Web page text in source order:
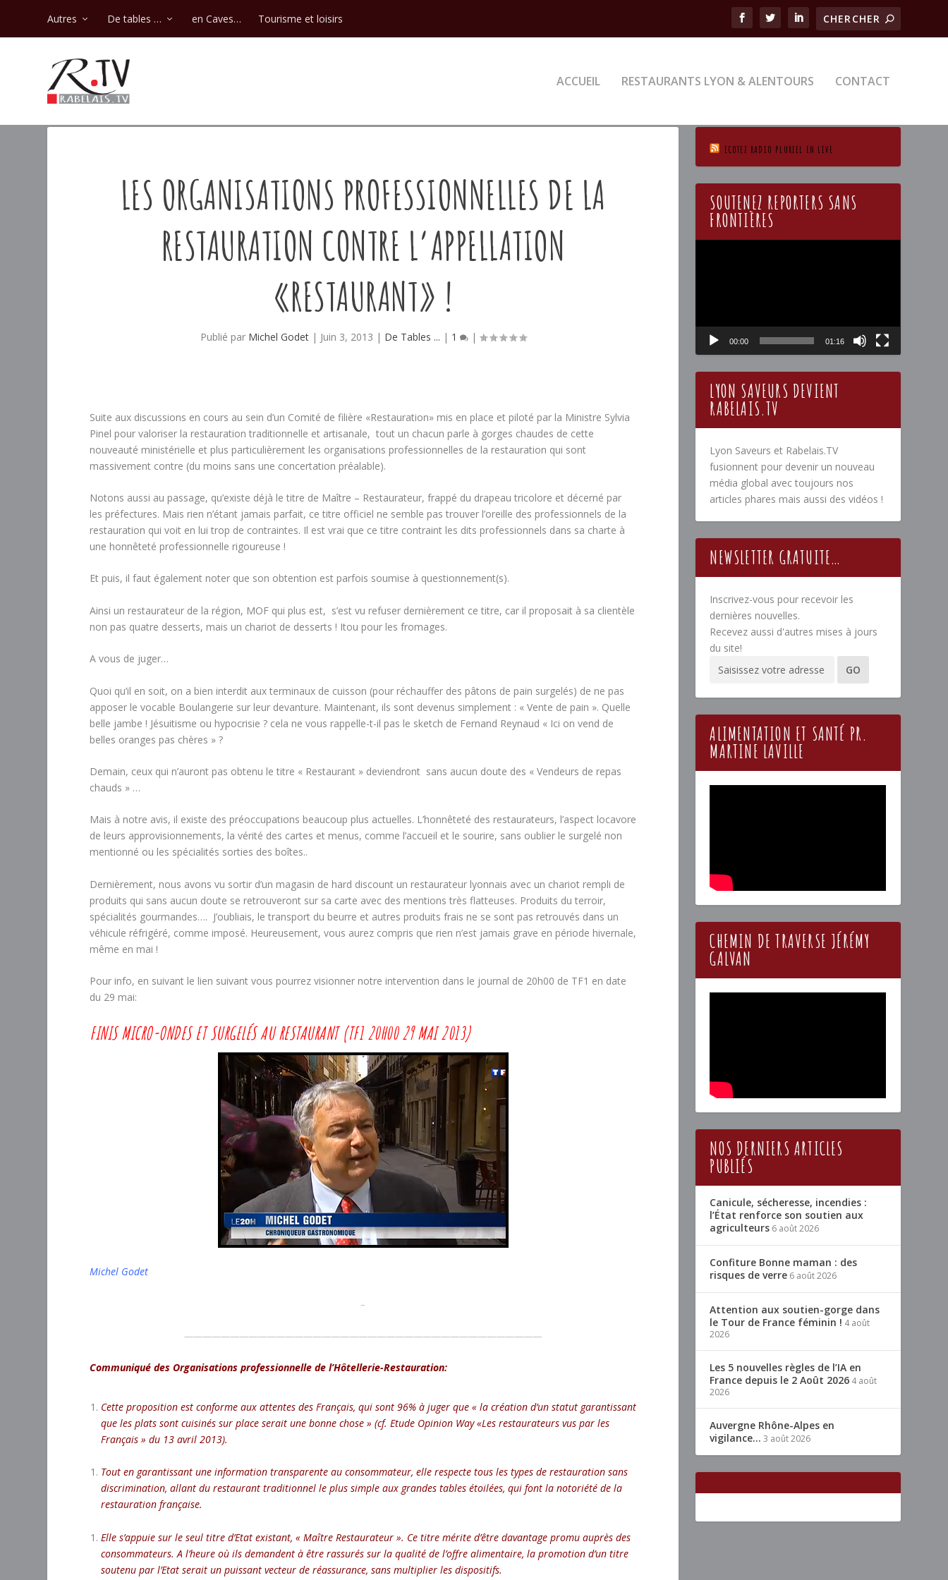
Autres De tables … en Caves… Tourisme et loisirs
ACCUEIL RESTAURANTS LYON & ALENTOURS CONTACT
LES ORGANISATIONS PROFESSIONNELLES DE LA
RESTAURATION CONTRE L’APPELLATION
«RESTAURANT» !
Publié par Michel Godet| Juin 3, 2013 | De Tables ... | 1 |
Suite aux discussions en cours au sein d’un Comité de filière «Restauration» mis en place et piloté par la Ministre Sylvia
Pinel pour valoriser la restauration traditionnelle et artisanale, tout un chacun parle à gorges chaudes de cette
nouveauté ministérielle et plus particulièrement les organisations professionnelles de la restauration qui sont
massivement contre (du moins sans une concertation préalable).
Notons aussi au passage, qu’existe déjà le titre de Maître – Restaurateur, frappé du drapeau tricolore et décerné par
les préfectures. Mais rien n’étant jamais parfait, ce titre officiel ne semble pas trouver l’oreille des professionnels de la
restauration qui voit en lui trop de contraintes. Il est vrai que ce titre contraint les dits professionnels dans sa charte à
une honnêteté professionnelle rigoureuse !
Et puis, il faut également noter que son obtention est parfois soumise à questionnement(s).
Ainsi un restaurateur de la région, MOF qui plus est, s’est vu refuser dernièrement ce titre, car il proposait à sa clientèle
non pas quatre desserts, mais un chariot de desserts ! Itou pour les fromages.
A vous de juger…
Quoi qu’il en soit, on a bien interdit aux terminaux de cuisson (pour réchauffer des pâtons de pain surgelés) de ne pas
apposer le vocable Boulangerie sur leur devanture. Maintenant, ils sont devenus simplement : « Vente de pain ». Quelle
belle jambe ! Jésuitisme ou hypocrisie ? cela ne vous rappelle-t-il pas le sketch de Fernand Reynaud « Ici on vend de
belles oranges pas chères » ?
Demain, ceux qui n’auront pas obtenu le titre « Restaurant » deviendront sans aucun doute des « Vendeurs de repas
chauds » …
Mais à notre avis, il existe des préoccupations beaucoup plus actuelles. L’honnêteté des restaurateurs, l’aspect locavore
de leurs approvisionnements, la vérité des cartes et menus, comme l’accueil et le sourire, sans oublier le surgelé non
mentionné ou les spécialités sorties des boîtes..
Dernièrement, nous avons vu sortir d’un magasin de hard discount un restaurateur lyonnais avec un chariot rempli de
produits qui sans aucun doute se retrouveront sur sa carte avec des mentions très flatteuses. Produits du terroir,
spécialités gourmandes…. J’oubliais, le transport du beurre et autres produits frais ne se sont pas retrouvés dans un
véhicule réfrigéré, comme imposé. Heureusement, vous aurez compris que rien n’est jamais grave en période hivernale,
même en mai !
Pour info, en suivant le lien suivant vous pourrez visionner notre intervention dans le journal de 20h00 de TF1 en date
du 29 mai:
FINIS MICRO-ONDES ET SURGELÉS AU RESTAURANT (TF1 20H00 29 MAI 2013)
Michel Godet
–
———————————————————————————————————————
Communiqué des Organisations professionnelle de l’Hôtellerie-Restauration:
Cette proposition est conforme aux attentes des Français, qui sont 96% à juger que « la création d’un statut garantissant
que les plats sont cuisinés sur place serait une bonne chose » (cf. Etude Opinion Way «Les restaurateurs vus par les
Français » du 13 avril 2013).
Tout en garantissant une information transparente au consommateur, elle respecte tous les types de restauration sans
discrimination, allant du restaurant traditionnel le plus simple aux grandes tables étoilées, qui font la notoriété de la
restauration française.
Elle s’appuie sur le seul titre d’Etat existant, « Maître Restaurateur ». Ce titre mérite d’être davantage promu auprès des
consommateurs. A l’heure où ils demandent à être rassurés sur la qualité de l’offre alimentaire, la promotion d’un titre
soutenu par l’Etat serait un puissant vecteur de réassurance, sans multiplier les dispositifs.
ECOTEZ RADIO PLURIEL EN LIVE
SOUTENEZ REPORTERS SANS
FRONTIÈRES
00:00 01:16
LYON SAVEURS DEVIENT
RABELAIS.TV
Lyon Saveurs et Rabelais.TV
fusionnent pour devenir un nouveau
média global avec toujours nos
articles phares mais aussi des vidéos !
NEWSLETTER GRATUITE…
Inscrivez-vous pour recevoir les
dernières nouvelles.
Recevez aussi d'autres mises à jours
du site!
ALIMENTATION ET SANTÉ PR.
MARTINE LAVILLE
CHEMIN DE TRAVERSE JÉRÉMY
GALVAN
NOS DERNIERS ARTICLES
PUBLIÉS
Canicule, sécheresse, incendies :
l’État renforce son soutien aux
agriculteurs 6 août 2026
Confiture Bonne maman : des
risques de verre 6 août 2026
Attention aux soutien-gorge dans
le Tour de France féminin ! 4 août
2026
Les 5 nouvelles règles de l’IA en
France depuis le 2 Août 2026 4 août
2026
Auvergne Rhône-Alpes en
vigilance… 3 août 2026